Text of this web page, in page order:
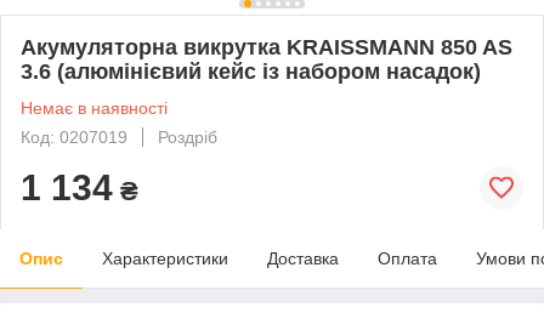
Акумуляторна викрутка KRAISSMANN 850 AS
3.6 (алюмінієвий кейс із набором насадок)
Немає в наявності
Код: 0207019
Роздріб
1 134 ₴
Опис Характеристики Доставка Оплата Умови